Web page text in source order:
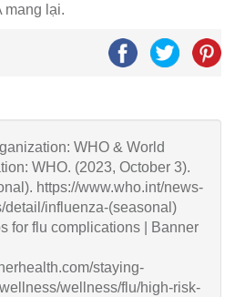
mang lại.
WHO & World
WHO. (2023, October 3).
https://www.who.int/news-
detail/influenza-(seasonal)
for flu complications | Banner
staying-
wellness/flu/high-risk-